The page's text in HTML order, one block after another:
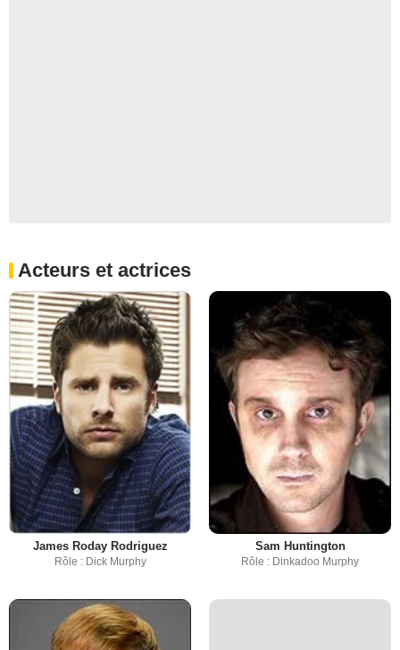
Acteurs et actrices
James Roday Rodriguez
Rôle : Dick Murphy
Sam Huntington
Rôle : Dinkadoo Murphy